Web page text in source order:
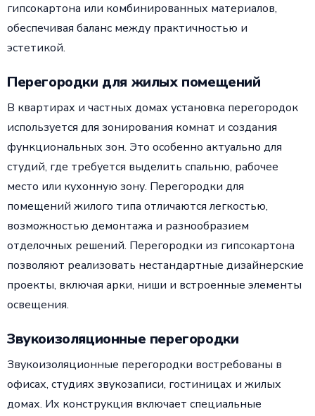
гипсокартона или комбинированных материалов,
обеспечивая баланс между практичностью и
эстетикой.
Перегородки для жилых помещений
В квартирах и частных домах установка перегородок
используется для зонирования комнат и создания
функциональных зон. Это особенно актуально для
студий, где требуется выделить спальню, рабочее
место или кухонную зону. Перегородки для
помещений жилого типа отличаются легкостью,
возможностью демонтажа и разнообразием
отделочных решений. Перегородки из гипсокартона
позволяют реализовать нестандартные дизайнерские
проекты, включая арки, ниши и встроенные элементы
освещения.
Звукоизоляционные перегородки
Звукоизоляционные перегородки востребованы в
офисах, студиях звукозаписи, гостиницах и жилых
домах. Их конструкция включает специальные